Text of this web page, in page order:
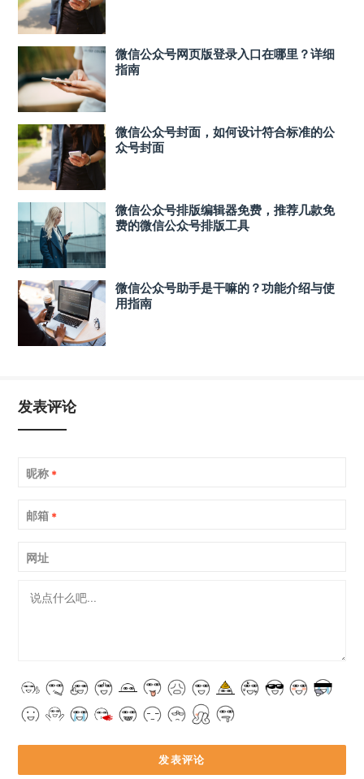
微信公众号网页版登录入口在哪里？详细
指南
微信公众号封面，如何设计符合标准的公
众号封面
微信公众号排版编辑器免费，推荐几款免
费的微信公众号排版工具
微信公众号助手是干嘛的？功能介绍与使
用指南
发表评论
昵称 *
邮箱 *
网址